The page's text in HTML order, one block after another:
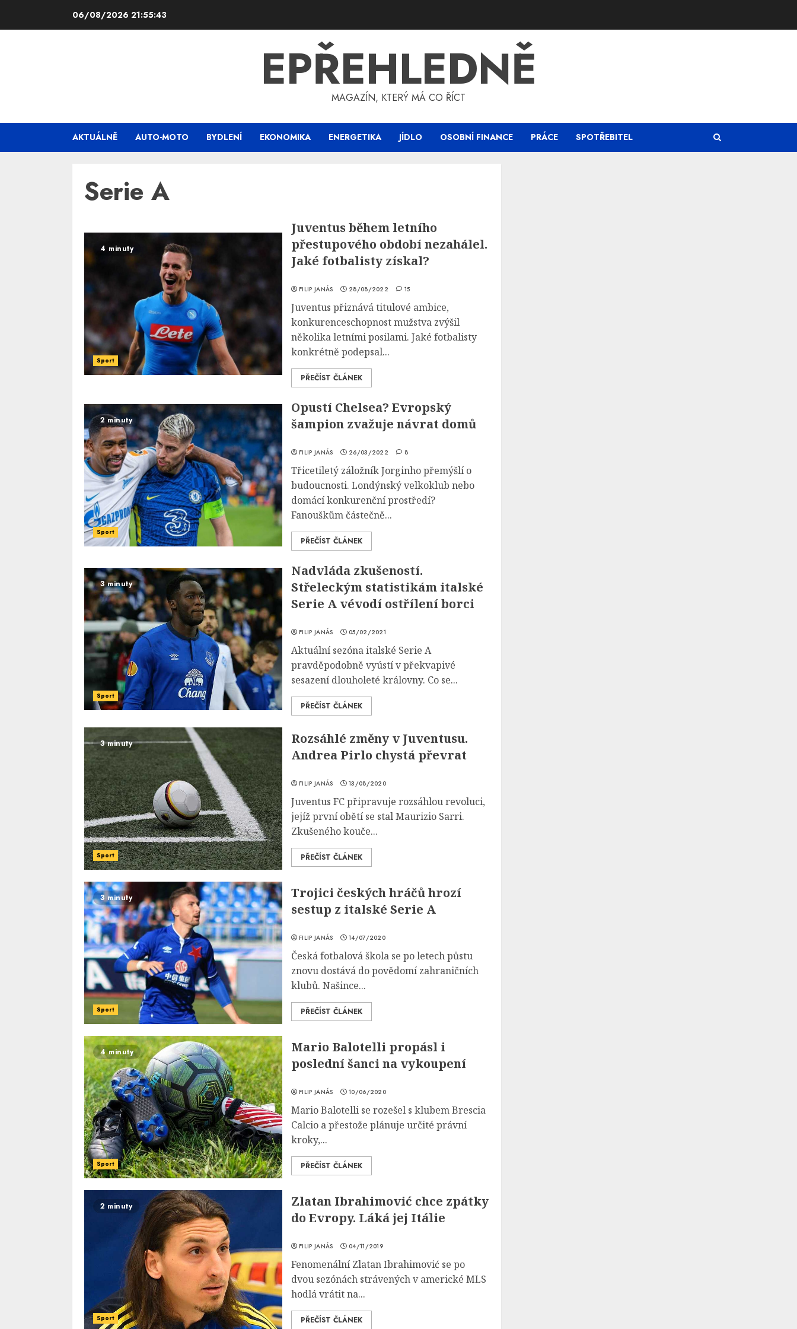
06/08/2026 21:55:44
EPŘEHLEDNĚ
MAGAZÍN, KTERÝ MÁ CO ŘÍCT
AKTUÁLNĚ AUTO-MOTO BYDLENÍ EKONOMIKA ENERGETIKA JÍDLO OSOBNÍ FINANCE PRÁCE SPOTŘEBITEL
Serie A
4 minuty
Sport
Juventus během letního
přestupového období nezahálel.
Jaké fotbalisty získal?
FILIP JANÁS 28/08/2022 15
Juventus přiznává titulové ambice,
konkurenceschopnost mužstva zvýšil
několika letními posilami. Jaké fotbalisty
konkrétně podepsal...
PŘEČÍST ČLÁNEK
2 minuty
Sport
Opustí Chelsea? Evropský
šampion zvažuje návrat domů
FILIP JANÁS 26/03/2022 8
Třicetiletý záložník Jorginho přemýšlí o
budoucnosti. Londýnský velkoklub nebo
domácí konkurenční prostředí?
Fanouškům částečně...
PŘEČÍST ČLÁNEK
3 minuty
Sport
Nadvláda zkušeností.
Střeleckým statistikám italské
Serie A vévodí ostřílení borci
FILIP JANÁS 05/02/2021
Aktuální sezóna italské Serie A
pravděpodobně vyústí v překvapivé
sesazení dlouholeté královny. Co se...
PŘEČÍST ČLÁNEK
3 minuty
Sport
Rozsáhlé změny v Juventusu.
Andrea Pirlo chystá převrat
FILIP JANÁS 13/08/2020
Juventus FC připravuje rozsáhlou revoluci,
jejíž první obětí se stal Maurizio Sarri.
Zkušeného kouče...
PŘEČÍST ČLÁNEK
3 minuty
Sport
Trojici českých hráčů hrozí
sestup z italské Serie A
FILIP JANÁS 14/07/2020
Česká fotbalová škola se po letech půstu
znovu dostává do povědomí zahraničních
klubů. Našince...
PŘEČÍST ČLÁNEK
4 minuty
Sport
Mario Balotelli propásl i
poslední šanci na vykoupení
FILIP JANÁS 10/06/2020
Mario Balotelli se rozešel s klubem Brescia
Calcio a přestože plánuje určité právní
kroky,...
PŘEČÍST ČLÁNEK
2 minuty
Sport
Zlatan Ibrahimović chce zpátky
do Evropy. Láká jej Itálie
FILIP JANÁS 04/11/2019
Fenomenální Zlatan Ibrahimović se po
dvou sezónách strávených v americké MLS
hodlá vrátit na...
PŘEČÍST ČLÁNEK